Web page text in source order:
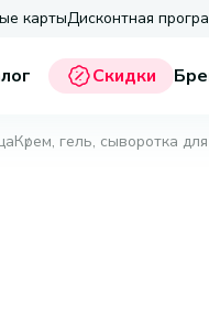
картыДисконтная
Скидки
Крем, гель, сыворотка